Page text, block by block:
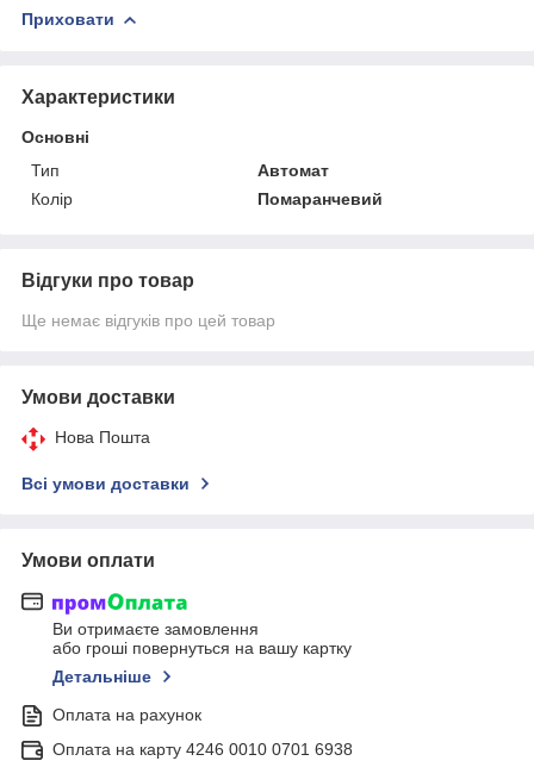
Приховати
Характеристики
Основні
Тип
Автомат
Колір
Помаранчевий
Відгуки про товар
Ще немає відгуків про цей товар
Умови доставки
Нова Пошта
Всі умови доставки
Умови оплати
Ви отримаєте замовлення
або гроші повернуться на вашу картку
Детальніше
Оплата на рахунок
Оплата на карту 4246 0010 0701 6938